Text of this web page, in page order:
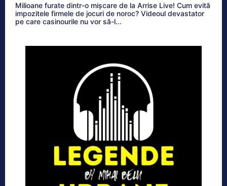
Milioane furate dintr-o mișcare de la Arrise Live! Cum evită
impozitele firmele de jocuri de noroc? Videoul devastator
pe care casinourile nu vor să-l...